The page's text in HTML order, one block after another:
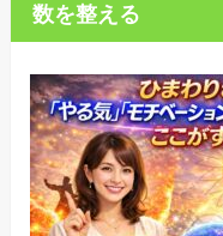
数を整える